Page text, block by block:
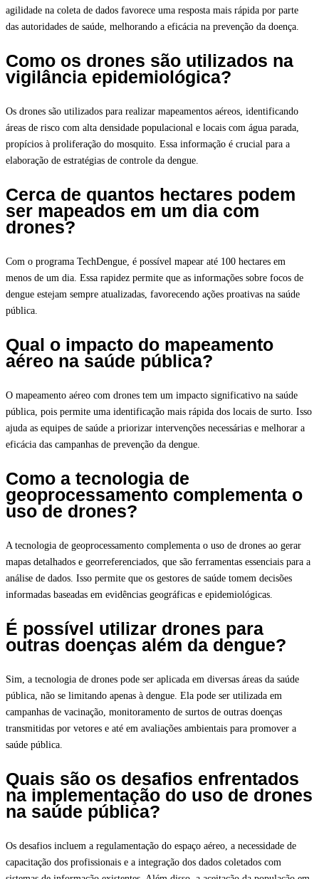
agilidade na coleta de dados favorece uma resposta mais rápida por parte
das autoridades de saúde, melhorando a eficácia na prevenção da doença.
Como os drones são utilizados na
vigilância epidemiológica?
Os drones são utilizados para realizar mapeamentos aéreos, identificando
áreas de risco com alta densidade populacional e locais com água parada,
propícios à proliferação do mosquito. Essa informação é crucial para a
elaboração de estratégias de controle da dengue.
Cerca de quantos hectares podem
ser mapeados em um dia com
drones?
Com o programa TechDengue, é possível mapear até 100 hectares em
menos de um dia. Essa rapidez permite que as informações sobre focos de
dengue estejam sempre atualizadas, favorecendo ações proativas na saúde
pública.
Qual o impacto do mapeamento
aéreo na saúde pública?
O mapeamento aéreo com drones tem um impacto significativo na saúde
pública, pois permite uma identificação mais rápida dos locais de surto. Isso
ajuda as equipes de saúde a priorizar intervenções necessárias e melhorar a
eficácia das campanhas de prevenção da dengue.
Como a tecnologia de
geoprocessamento complementa o
uso de drones?
A tecnologia de geoprocessamento complementa o uso de drones ao gerar
mapas detalhados e georreferenciados, que são ferramentas essenciais para a
análise de dados. Isso permite que os gestores de saúde tomem decisões
informadas baseadas em evidências geográficas e epidemiológicas.
É possível utilizar drones para
outras doenças além da dengue?
Sim, a tecnologia de drones pode ser aplicada em diversas áreas da saúde
pública, não se limitando apenas à dengue. Ela pode ser utilizada em
campanhas de vacinação, monitoramento de surtos de outras doenças
transmitidas por vetores e até em avaliações ambientais para promover a
saúde pública.
Quais são os desafios enfrentados
na implementação do uso de drones
na saúde pública?
Os desafios incluem a regulamentação do espaço aéreo, a necessidade de
capacitação dos profissionais e a integração dos dados coletados com